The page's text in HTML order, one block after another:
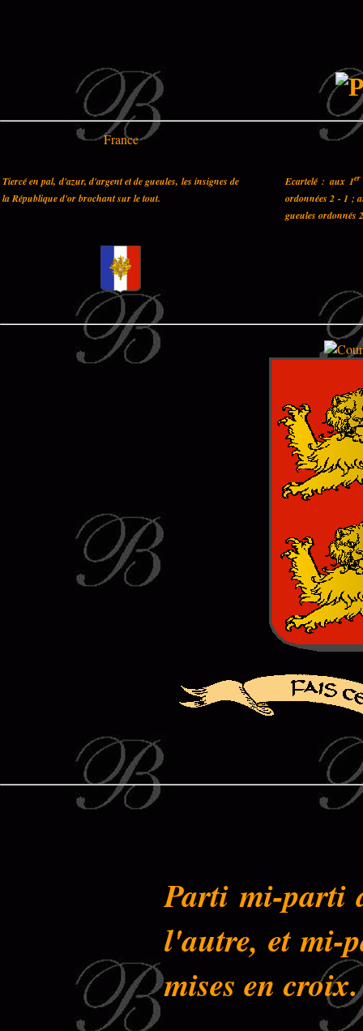
France
Tiercé en pal, d'azur, d'argent et de gueules, les insignes de
la République d'or brochant sur le tout.
Ecartelé : aux 1er
ordonnées 2 - 1 ;
gueules ordonnés
Parti mi-parti
l'autre, et mi-
mises en